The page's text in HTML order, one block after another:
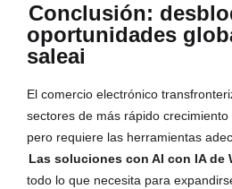
Conclusión:
oportunidades
saleai
El comercio electrónico
sectores de más rápido
pero requiere las herramientas
Las soluciones con AI con IA de
todo lo que necesita para